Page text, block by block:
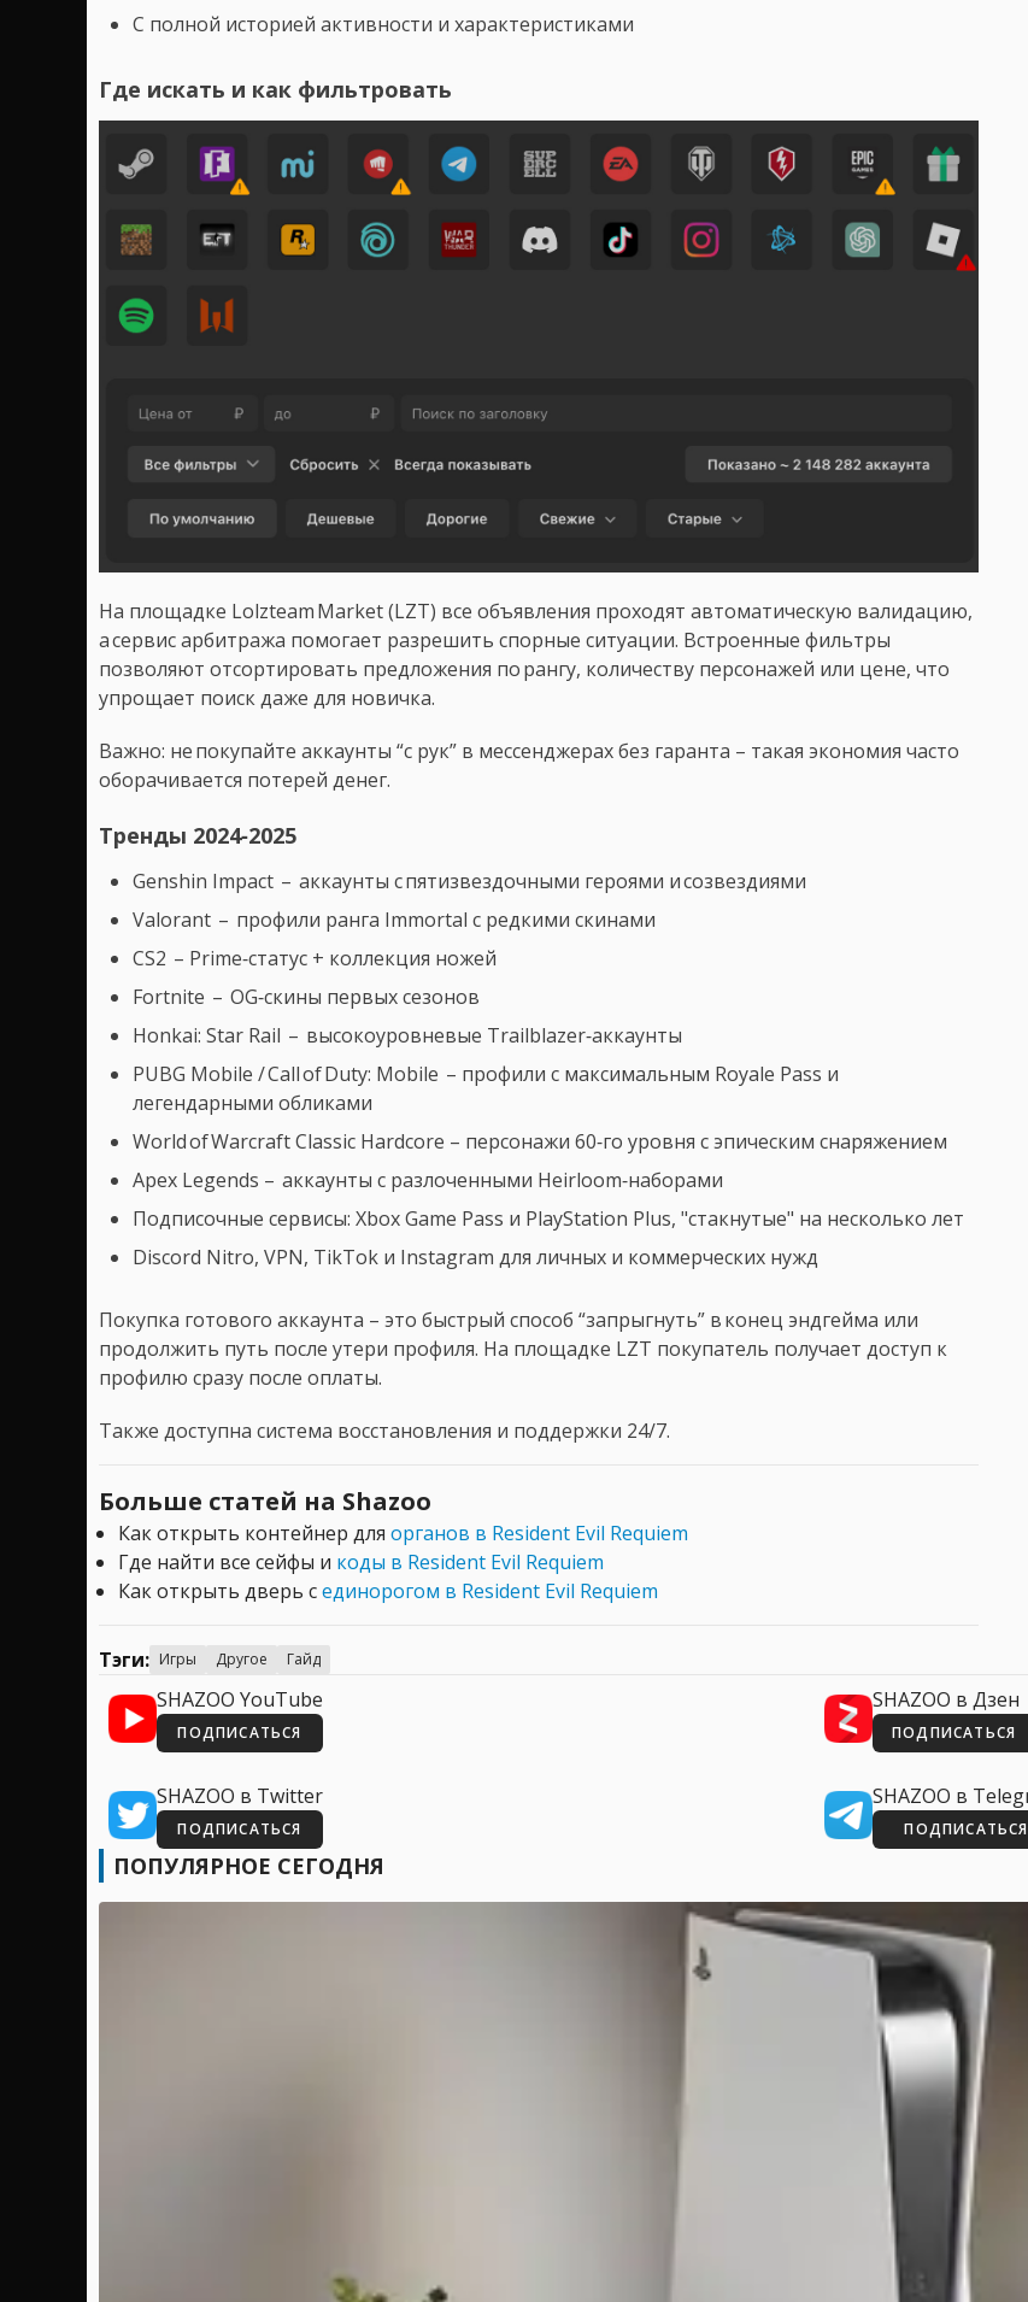
С полной историей активности и характеристиками
Где искать и как фильтровать
На площадке Lolzteam Market (LZT) все объявления проходят автоматическую валидацию,
а сервис арбитража помогает разрешить спорные ситуации. Встроенные фильтры
позволяют отсортировать предложения по рангу, количеству персонажей или цене, что
упрощает поиск даже для новичка.
Важно: не покупайте аккаунты “с рук” в мессенджерах без гаранта – такая экономия часто
оборачивается потерей денег.
Тренды 2024‑2025
Genshin Impact – аккаунты с пятизвездочными героями и созвездиями
Valorant – профили ранга Immortal с редкими скинами
CS2 – Prime‑статус + коллекция ножей
Fortnite – OG‑скины первых сезонов
Honkai: Star Rail – высокоуровневые Trailblazer‑аккаунты
PUBG Mobile / Call of Duty: Mobile – профили с максимальным Royale Pass и
легендарными обликами
World of Warcraft Classic Hardcore – персонажи 60‑го уровня с эпическим снаряжением
Apex Legends – аккаунты с разлоченными Heirloom‑наборaми
Подписочные сервисы: Xbox Game Pass и PlayStation Plus, "стакнутые" на несколько лет
Discord Nitro, VPN, TikTok и Instagram для личных и коммерческих нужд
Покупка готового аккаунта – это быстрый способ “запрыгнуть” в конец эндгейма или
продолжить путь после утери профиля. На площадке LZT покупатель получает доступ к
профилю сразу после оплаты.
Также доступна система восстановления и поддержки 24/7.
Больше статей на Shazoo
Как открыть контейнер для органов в Resident Evil Requiem
Где найти все сейфы и коды в Resident Evil Requiem
Как открыть дверь сединорогом в Resident Evil Requiem
Тэги: Игры Другое Гайд
SHAZOO YouTube
ПОДПИСАТЬСЯ
SHAZOO в Дзен
ПОДПИСАТЬСЯ
SHAZOO в Twitter
ПОДПИСАТЬСЯ
SHAZOO в
ПОДПИСАТЬСЯ
ПОПУЛЯРНОЕ СЕГОДНЯ